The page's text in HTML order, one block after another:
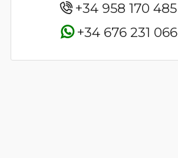
+34 958 170 485
+34 676 231 066